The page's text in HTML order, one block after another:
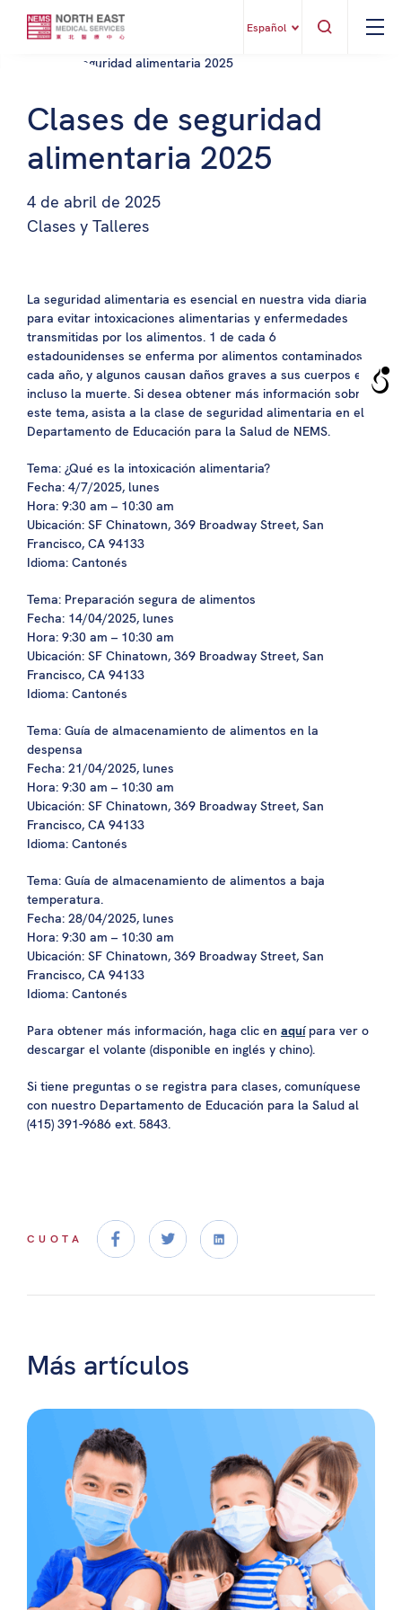
Español
Clases de seguridad
alimentaria 2025
4 de abril de 2025
Clases y Talleres
La seguridad alimentaria es esencial en nuestra vida diaria
para evitar intoxicaciones alimentarias y enfermedades
transmitidas por los alimentos. 1 de cada 6
estadounidenses se enferma por alimentos contaminados
cada año, y algunos causan daños graves a sus cuerpos e
incluso la muerte. Si desea obtener más información sobre
este tema, asista a la clase de seguridad alimentaria en el
Departamento de Educación para la Salud de NEMS.
Tema: ¿Qué es la intoxicación alimentaria?
Fecha: 4/7/2025, lunes
Hora: 9:30 am – 10:30 am
Ubicación: SF Chinatown, 369 Broadway Street, San
Francisco, CA 94133
Idioma: Cantonés
Tema: Preparación segura de alimentos
Fecha: 14/04/2025, lunes
Hora: 9:30 am – 10:30 am
Ubicación: SF Chinatown, 369 Broadway Street, San
Francisco, CA 94133
Idioma: Cantonés
Tema: Guía de almacenamiento de alimentos en la
despensa
Fecha: 21/04/2025, lunes
Hora: 9:30 am – 10:30 am
Ubicación: SF Chinatown, 369 Broadway Street, San
Francisco, CA 94133
Idioma: Cantonés
Tema: Guía de almacenamiento de alimentos a baja
temperatura.
Fecha: 28/04/2025, lunes
Hora: 9:30 am – 10:30 am
Ubicación: SF Chinatown, 369 Broadway Street, San
Francisco, CA 94133
Idioma: Cantonés
Para obtener más información, haga clic en aquípara ver o
descargar el volante (disponible en inglés y chino).
Si tiene preguntas o se registra para clases, comuníquese
con nuestro Departamento de Educación para la Salud al
(415) 391-9686 ext. 5843.
CUOTA
Más artículos